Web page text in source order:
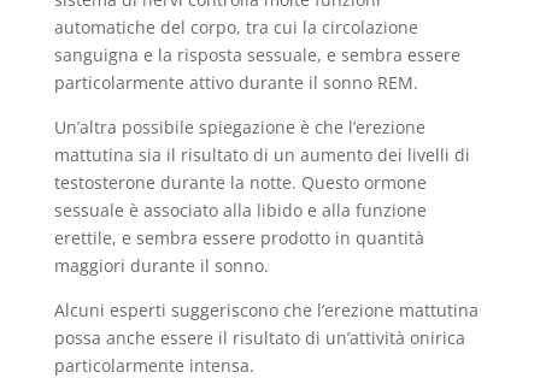
automatiche del corpo, tra cui la circolazione
sanguigna e la risposta sessuale, e sembra essere
particolarmente attivo durante il sonno REM.
Un’altra possibile spiegazione è che l’erezione
mattutina sia il risultato di un aumento dei livelli di
testosterone durante la notte. Questo ormone
sessuale è associato alla libido e alla funzione
erettile, e sembra essere prodotto in quantità
maggiori durante il sonno.
Alcuni esperti suggeriscono che l’erezione mattutina
possa anche essere il risultato di un’attività onirica
particolarmente intensa.